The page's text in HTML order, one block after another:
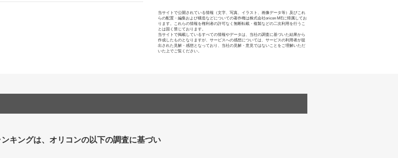
当サイトで公開されている情報（文字、写真、イラスト、画像データ等）及びこれ
らの配置・編集および構造などについての著作権は株式会社oricon MEに帰属してお
ります。これらの情報を権利者の許可なく無断転載・複製などの二次利用を行うこ
とは固く禁じております。
当サイトで掲載しているすべての情報やデータは、当社の調査に基づいた結果から
作成したものとなりますが、サービスへの感想については、サービスの利用者が提
出された見解・感想となっており、当社の見解・意見ではないことをご理解いただ
いた上でご覧ください。
キングは、オリコンの以下の調査に基づい